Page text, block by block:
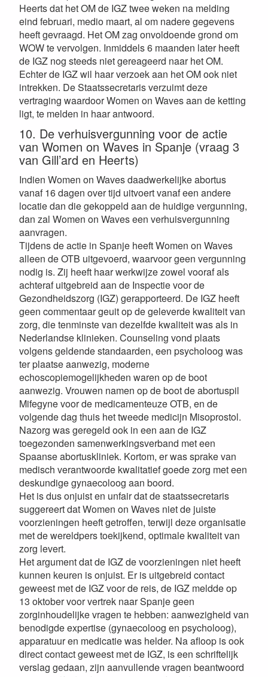
Heerts dat het OM de IGZ twee weken na melding
eind februari, medio maart, al om nadere gegevens
heeft gevraagd. Het OM zag onvoldoende grond om
WOW te vervolgen. Inmiddels 6 maanden later heeft
de IGZ nog steeds niet gereageerd naar het OM.
Echter de IGZ wil haar verzoek aan het OM ook niet
intrekken. De Staatssecretaris verzuimt deze
vertraging waardoor Women on Waves aan de ketting
ligt, te melden in haar antwoord.
10. De verhuisvergunning voor de actie
van Women on Waves in Spanje (vraag 3
van Gill’ard en Heerts)
Indien Women on Waves daadwerkelijke abortus
vanaf 16 dagen over tijd uitvoert vanaf een andere
locatie dan die gekoppeld aan de huidige vergunning,
dan zal Women on Waves een verhuisvergunning
aanvragen.
Tijdens de actie in Spanje heeft Women on Waves
alleen de OTB uitgevoerd, waarvoor geen vergunning
nodig is. Zij heeft haar werkwijze zowel vooraf als
achteraf uitgebreid aan de Inspectie voor de
Gezondheidszorg (IGZ) gerapporteerd. De IGZ heeft
geen commentaar geuit op de geleverde kwaliteit van
zorg, die tenminste van dezelfde kwaliteit was als in
Nederlandse klinieken. Counseling vond plaats
volgens geldende standaarden, een psycholoog was
ter plaatse aanwezig, moderne
echoscopiemogelijkheden waren op de boot
aanwezig. Vrouwen namen op de boot de abortuspil
Mifegyne voor de medicamenteuze OTB, en de
volgende dag thuis het tweede medicijn Misoprostol.
Nazorg was geregeld ook in een aan de IGZ
toegezonden samenwerkingsverband met een
Spaanse abortuskliniek. Kortom, er was sprake van
medisch verantwoorde kwalitatief goede zorg met een
deskundige gynaecoloog aan boord.
Het is dus onjuist en unfair dat de staatssecretaris
suggereert dat Women on Waves niet de juiste
voorzieningen heeft getroffen, terwijl deze organisatie
met de wereldpers toekijkend, optimale kwaliteit van
zorg levert.
Het argument dat de IGZ de voorzieningen niet heeft
kunnen keuren is onjuist. Er is uitgebreid contact
geweest met de IGZ voor de reis, de IGZ meldde op
13 oktober voor vertrek naar Spanje geen
zorginhoudelijke vragen te hebben: aanwezigheid van
benodigde expertise (gynaecoloog en psycholoog),
apparatuur en medicatie was helder. Na afloop is ook
direct contact geweest met de IGZ, is een schriftelijk
verslag gedaan, zijn aanvullende vragen beantwoord